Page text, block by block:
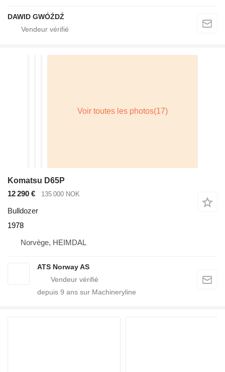
DAWID GWÓŹDŹ
Komatsu D65P
12 290 €
135 000 NOK
Bulldozer
1978
Norvège, HEIMDAL
ATS Norway AS
depuis 9 ans sur Machineryline